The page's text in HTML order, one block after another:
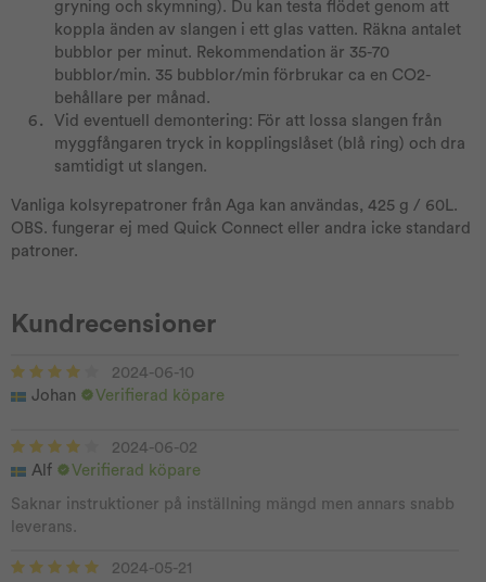
gryning och skymning). Du kan testa flödet genom att
koppla änden av slangen i ett glas vatten. Räkna antalet
bubblor per minut. Rekommendation är 35-70
bubblor/min. 35 bubblor/min förbrukar ca en CO2-
behållare per månad.
Vid eventuell demontering: För att lossa slangen från
myggfångaren tryck in kopplingslåset (blå ring) och dra
samtidigt ut slangen.
Vanliga kolsyrepatroner från Aga kan användas, 425 g / 60L.
OBS. fungerar ej med Quick Connect eller andra icke standard
patroner.
Kundrecensioner
2024-06-10
Johan
Verifierad köpare
2024-06-02
Alf
Verifierad köpare
Saknar instruktioner på inställning mängd men annars snabb
leverans.
2024-05-21